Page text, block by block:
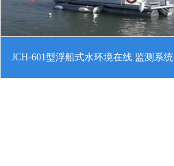
JCH-601型浮船式水环境在线 监测系统